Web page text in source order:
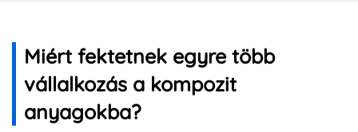
Miért fektetnek egyre több
vállalkozás a kompozit
anyagokba?